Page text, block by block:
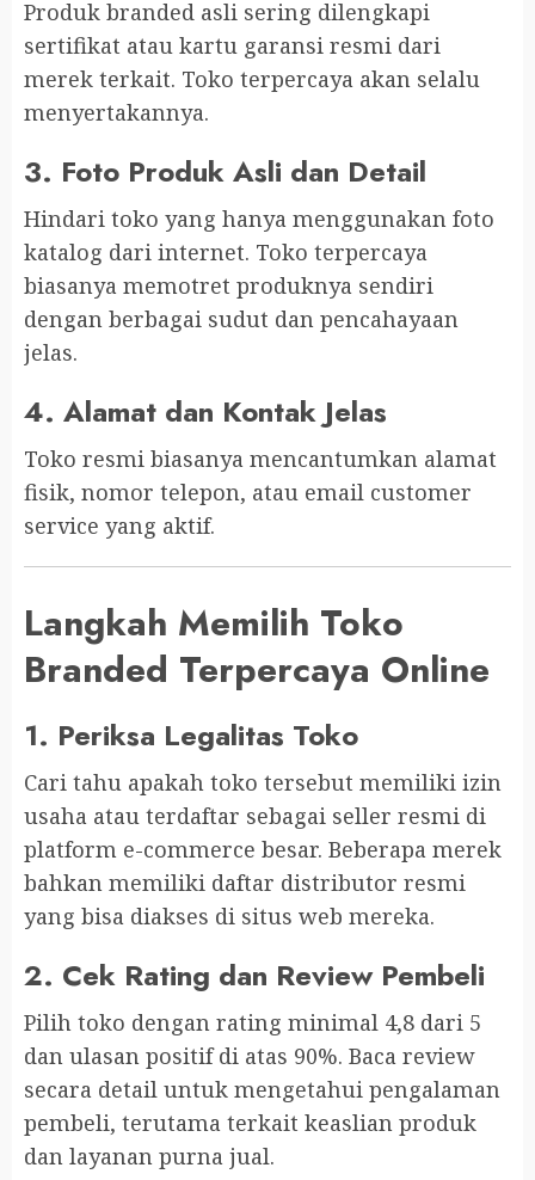
Produk branded asli sering dilengkapi
sertifikat atau kartu garansi resmi dari
merek terkait. Toko terpercaya akan selalu
menyertakannya.
3. Foto Produk Asli dan Detail
Hindari toko yang hanya menggunakan foto
katalog dari internet. Toko terpercaya
biasanya memotret produknya sendiri
dengan berbagai sudut dan pencahayaan
jelas.
4. Alamat dan Kontak Jelas
Toko resmi biasanya mencantumkan alamat
fisik, nomor telepon, atau email customer
service yang aktif.
Langkah Memilih Toko
Branded Terpercaya Online
1. Periksa Legalitas Toko
Cari tahu apakah toko tersebut memiliki izin
usaha atau terdaftar sebagai seller resmi di
platform e-commerce besar. Beberapa merek
bahkan memiliki daftar distributor resmi
yang bisa diakses di situs web mereka.
2. Cek Rating dan Review Pembeli
Pilih toko dengan rating minimal 4,8 dari 5
dan ulasan positif di atas 90%. Baca review
secara detail untuk mengetahui pengalaman
pembeli, terutama terkait keaslian produk
dan layanan purna jual.